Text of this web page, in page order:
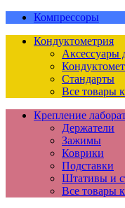
Компрессоры
Кондуктометрия
Аксессуары
Стандарты
Все товары
Крепление
Держатели
Зажимы
Коврики
Подставки
Штативы и
Все товары